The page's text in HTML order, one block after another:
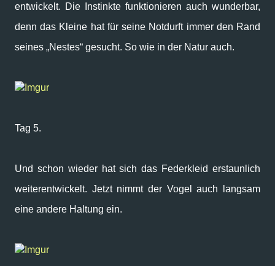
entwickelt. Die Instinkte funktionieren auch wunderbar,
denn das Kleine hat für seine Notdurft immer den Rand
seines „Nestes“ gesucht. So wie in der Natur auch.
Imgur
Tag 5.
Und schon wieder hat sich das Federkleid erstaunlich
weiterentwickelt. Jetzt nimmt der Vogel auch langsam
eine andere Haltung ein.
Imgur